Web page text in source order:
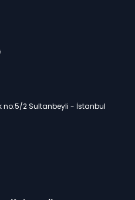
no:5/2 Sultanbeyli - İstanbul